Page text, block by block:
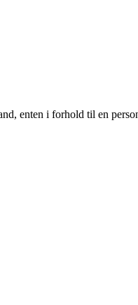
enten i forhold til en